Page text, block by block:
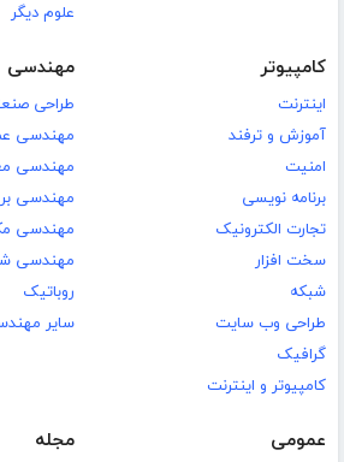
علوم دیگر
کامپیوتر
اینترنت
آموزش و ترفند
امنیت
برنامه نویسی
تجارت الکترونیک
سخت افزار
شبکه
طراحی وب سایت
گرافیک
کامپیوتر و اینترنت
مهندسی
طراحی
مهندسی
مهندسی
مهندسی
مهندسی
مهندسی
روباتیک
سایر
عمومی مجله